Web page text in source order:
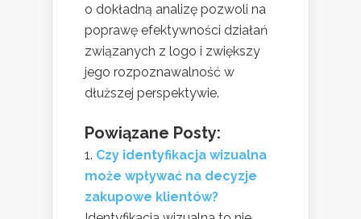
o dokładną analizę pozwoli na
poprawę efektywności działań
związanych z logo i zwiększy
jego rozpoznawalność w
dłuższej perspektywie.
Powiązane Posty:
Czy identyfikacja wizualna
może wpływać na decyzje
zakupowe klientów?